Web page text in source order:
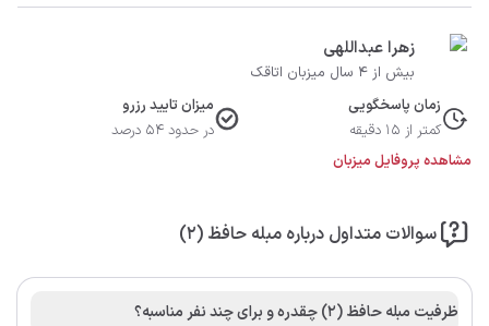
زهرا عبداللهی
بیش از 4 سال میزبان اتاقک
زمان پاسخگویی
کمتر از 15 دقیقه
میزان تایید رزرو
در حدود 54 درصد
مشاهده پروفایل میزبان
سوالات متداول درباره مبله حافظ (2)
ظرفیت مبله حافظ (2) چقدره و برای چند نفر مناسبه؟